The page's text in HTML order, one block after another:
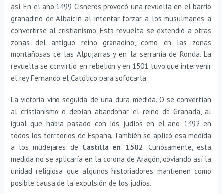
así. En el año 1499 Cisneros provocó una revuelta en el barrio
granadino de Albaicín al intentar forzar a los musulmanes a
convertirse al cristianismo. Esta revuelta se extendió a otras
zonas del antiguo reino granadino, como en las zonas
montañosas de las Alpujarras y en la serranía de Ronda. La
revuelta se convirtió en rebelión y en 1501 tuvo que intervenir
el rey Fernando el Católico para sofocarla.
La victoria vino seguida de una dura medida. O se convertían
al cristianismo o debían abandonar el reino de Granada, al
igual que había pasado con los judíos en el año 1492 en
todos los territorios de España. También se aplicó esa medida
a los mudéjares de Castilla en 1502. Curiosamente, esta
medida no se aplicaría en la corona de Aragón, obviando así la
unidad religiosa que algunos historiadores mantienen como
posible causa de la expulsión de los judíos.